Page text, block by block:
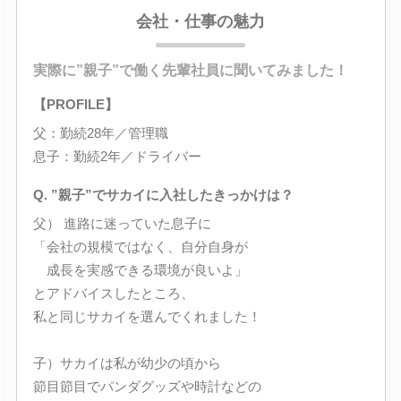
会社・仕事の魅力
実際に”親子”で働く先輩社員に聞いてみました！
【PROFILE】
父：勤続28年／管理職
息子：勤続2年／ドライバー
Q. ”親子”でサカイに入社したきっかけは？
父） 進路に迷っていた息子に
「会社の規模ではなく、自分自身が
成長を実感できる環境が良いよ」
とアドバイスしたところ、
私と同じサカイを選んでくれました！
子）サカイは私が幼少の頃から
節目節目でパンダグッズや時計などの